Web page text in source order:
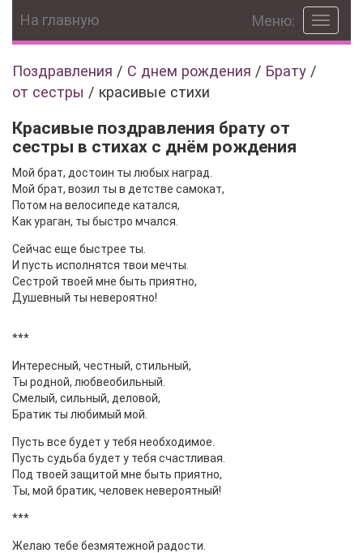
Toggle
На главную Меню:
Поздравления / С днем рождения / Брату /
от сестры / красивые стихи
Красивые поздравления брату от
сестры в стихах с днём рождения
Мой брат, достоин ты любых наград.
Мой брат, возил ты в детстве самокат,
Потом на велосипеде катался,
Как ураган, ты быстро мчался.
Сейчас еще быстрее ты.
И пусть исполнятся твои мечты.
Сестрой твоей мне быть приятно,
Душевный ты невероятно!
***
Интересный, честный, стильный,
Ты родной, любвеобильный.
Смелый, сильный, деловой,
Братик ты любимый мой.
Пусть все будет у тебя необходимое.
Пусть судьба будет у тебя счастливая.
Под твоей защитой мне быть приятно,
Ты, мой братик, человек невероятный!
***
Желаю тебе безмятежной радости.